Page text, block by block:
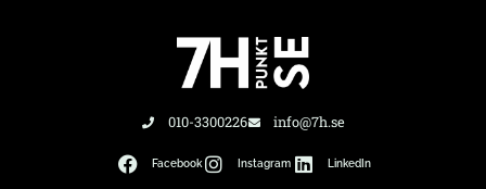
010-3300226 info@7h.se
Facebook Instagram LinkedIn